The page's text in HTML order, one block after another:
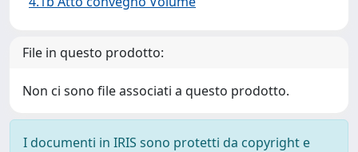
File in questo prodotto:
Non ci sono file associati a questo prodotto.
I documenti in IRIS sono protetti da copyright e